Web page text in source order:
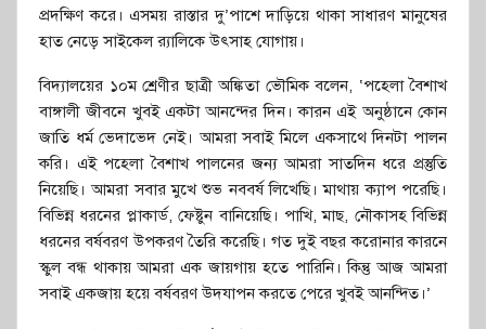
প্রদক্ষিণ করে। এসময় রাস্তার দু’পাশে দাড়িয়ে থাকা সাধারণ মানুষের
হাত নেড়ে সাইকেল র‌্যালিকে উৎসাহ যোগায়।
বিদ্যালয়ের ১০ম শ্রেণীর ছাত্রী অঙ্কিতা ভৌমিক বলেন, ‘পহেলা বৈশাখ
বাঙ্গালী জীবনে খুবই একটা আনন্দের দিন। কারন এই অনুষ্ঠানে কোন
জাতি ধর্ম ভেদাভেদ নেই। আমরা সবাই মিলে একসাথে দিনটা পালন
করি। এই পহেলা বৈশাখ পালনের জন্য আমরা সাতদিন ধরে প্রস্তুতি
নিয়েছি। আমরা সবার মুখে শুভ নববর্ষ লিখেছি। মাথায় ক্যাপ পরেছি।
বিভিন্ন ধরনের প্লাকার্ড, ফেষ্টুন বানিয়েছি। পাখি, মাছ, নৌকাসহ বিভিন্ন
ধরনের বর্ষবরণ উপকরণ তৈরি করেছি। গত দুই বছর করোনার কারনে
স্কুল বন্ধ থাকায় আমরা এক জায়গায় হতে পারিনি। কিন্তু আজ আমরা
সবাই একজায় হয়ে বর্ষবরণ উদযাপন করতে পেরে খুবই আনন্দিত।’